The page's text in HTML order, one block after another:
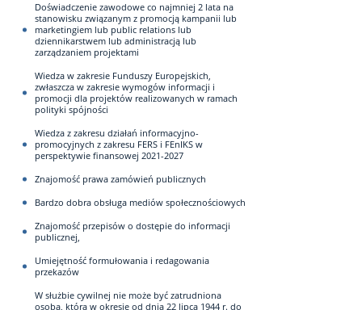
Doświadczenie zawodowe co najmniej 2 lata na
stanowisku związanym z promocją kampanii lub
marketingiem lub public relations lub
dziennikarstwem lub administracją lub
zarządzaniem projektami
Wiedza w zakresie Funduszy Europejskich,
zwłaszcza w zakresie wymogów informacji i
promocji dla projektów realizowanych w ramach
polityki spójności
Wiedza z zakresu działań informacyjno-
promocyjnych z zakresu FERS i FEnIKS w
perspektywie finansowej 2021-2027
Znajomość prawa zamówień publicznych
Bardzo dobra obsługa mediów społecznościowych
Znajomość przepisów o dostępie do informacji
publicznej,
Umiejętność formułowania i redagowania
przekazów
W służbie cywilnej nie może być zatrudniona
osoba, która w okresie od dnia 22 lipca 1944 r. do